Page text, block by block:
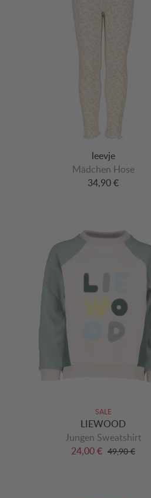
leevje
Mädchen Hose
34,90 €
SALE
LIEWOOD
Jungen Sweatshirt
24,00 € 49,90 €